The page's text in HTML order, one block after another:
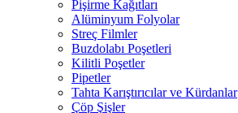
Pişirme Kağıtları
Alüminyum Folyolar
Streç Filmler
Buzdolabı Poşetleri
Kilitli Poşetler
Pipetler
Tahta Karıştırıcılar ve Kürdanlar
Çöp Şişler